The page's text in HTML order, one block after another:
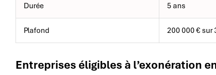
Durée 5 ans
Plafond 200 000 € sur
Entreprises éligibles à l’exonération